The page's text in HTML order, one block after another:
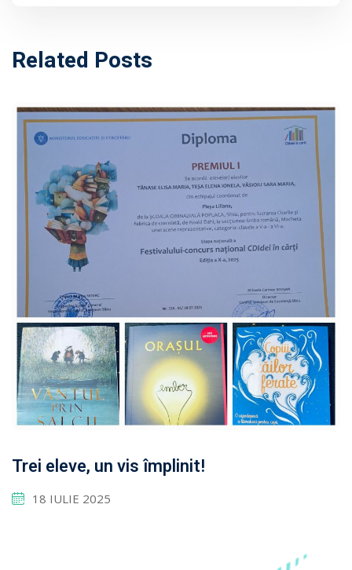
Related Posts
Trei eleve, un vis împlinit!
18 IULIE 2025